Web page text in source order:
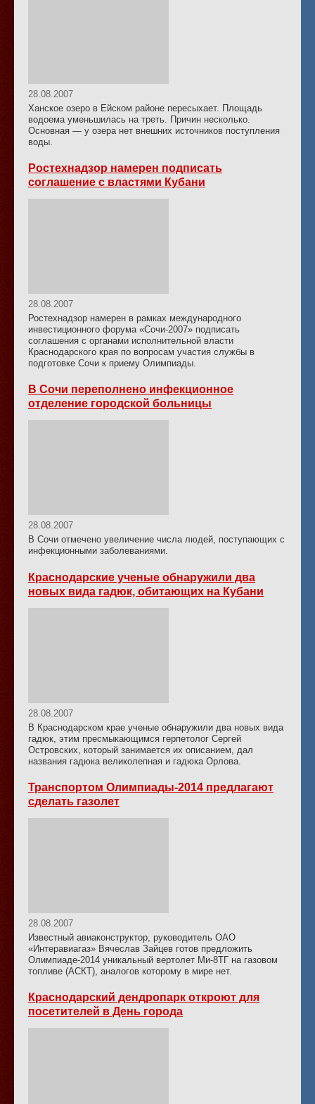
28.08.2007
Ханское озеро в Ейском районе пересыхает. Площадь
водоема уменьшилась на треть. Причин несколько.
Основная — у озера нет внешних источников поступления
воды.
Ростехнадзор намерен подписать
соглашение с властями Кубани
28.08.2007
Ростехнадзор намерен в рамках международного
инвестиционного форума «Сочи-2007» подписать
соглашения с органами исполнительной власти
Краснодарского края по вопросам участия службы в
подготовке Сочи к приему Олимпиады.
В Сочи переполнено инфекционное
отделение городской больницы
28.08.2007
В Сочи отмечено увеличение числа людей, поступающих с
инфекционными заболеваниями.
Краснодарские ученые обнаружили два
новых вида гадюк, обитающих на Кубани
28.08.2007
В Краснодарском крае ученые обнаружили два новых вида
гадюк, этим пресмыкающимся герпетолог Сергей
Островских, который занимается их описанием, дал
названия гадюка великолепная и гадюка Орлова.
Транспортом Олимпиады-2014 предлагают
сделать газолет
28.08.2007
Известный авиаконструктор, руководитель ОАО
«Интеравиагаз» Вячеслав Зайцев готов предложить
Олимпиаде-2014 уникальный вертолет Ми-8ТГ на газовом
топливе (АСКТ), аналогов которому в мире нет.
Краснодарский дендропарк откроют для
посетителей в День города